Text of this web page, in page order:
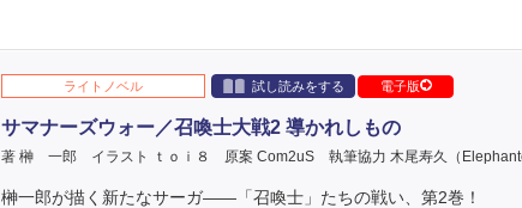
ライトノベル 試し読みをする 電子版
サマナーズウォー／召喚士大戦2 導かれしもの
著 榊 一郎 イラスト ｔｏｉ８ 原案 Com2uS 執筆協力 木尾寿久（
榊一郎が描く新たなサーガ――「召喚士」たちの戦い、第2巻！